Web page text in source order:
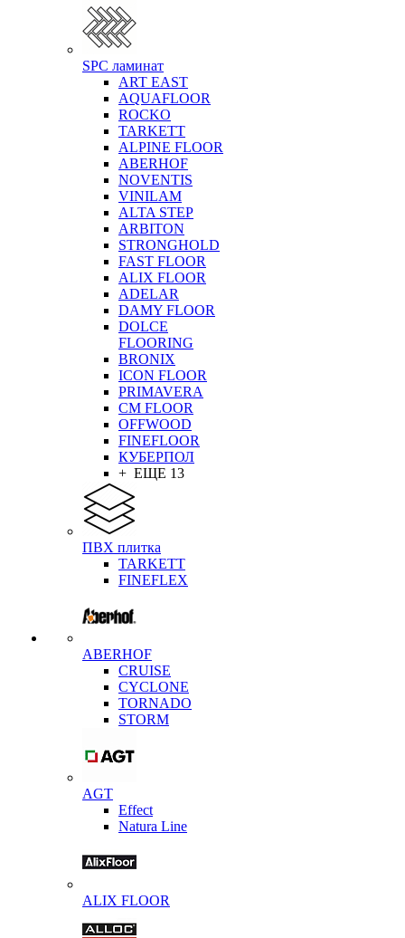
SPC ламинат
ART EAST
AQUAFLOOR
ROCKO
TARKETT
ALPINE FLOOR
ABERHOF
NOVENTIS
VINILAM
ALTA STEP
ARBITON
STRONGHOLD
FAST FLOOR
ALIX FLOOR
ADELAR
DAMY FLOOR
DOLCE
FLOORING
BRONIX
ICON FLOOR
PRIMAVERA
CM FLOOR
OFFWOOD
FINEFLOOR
КУБЕРПОЛ
+ ЕЩЕ 13
ПВХ плитка
TARKETT
FINEFLEX
ABERHOF
CRUISE
CYCLONE
TORNADO
STORM
AGT
Effect
Natura Line
ALIX FLOOR